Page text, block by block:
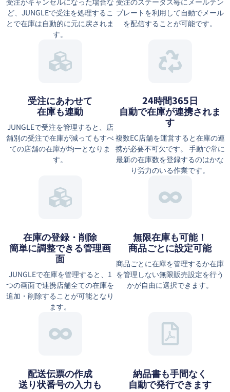
ど、JUNGLEで受注を処理するこ
とで在庫は自動的に元に戻されま
す。
プレートを利用して自動でメール
を配信することが可能です。
受注にあわせて
在庫も連動
JUNGLEで受注を管理すると、店
舗別の受注で在庫が減ってもすべ
ての店舗の在庫が均一となりま
す。
24時間365日
自動で在庫が連携されま
す
複数EC店舗を運営すると在庫の連
携が必要不可欠です。 手動で常に
最新の在庫数を登録するのはかな
り労力のいる作業です。
在庫の登録・削除
簡単に調整できる管理画
面
JUNGLEで在庫を管理すると、1
つの画面で連携店舗全ての在庫を
追加・削除することが可能となり
ます。
無限在庫も可能！
商品ごとに設定可能
商品ごとに在庫を管理するか在庫
を管理しない無限販売設定を行う
かが自由に選択できます。
配送伝票の作成
送り状番号の入力も
納品書も手間なく
自動で発行できます